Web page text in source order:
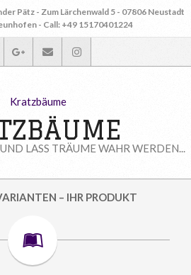
Pätz - Zum Lärchenwald 5 - 07806 Neustadt
- Call: +49 15170401224
LASS TRÄUME WAHR WERDEN...
– IHR PRODUKT